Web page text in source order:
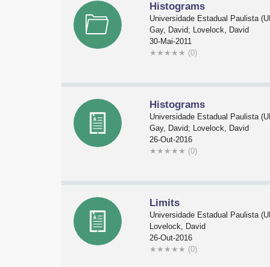
Histograms
Universidade Estadual Paulista
Gay, David; Lovelock, David
30-Mai-2011
★ ★ ★ ★ ★ (0)
Histograms
Universidade Estadual Paulista
Gay, David; Lovelock, David
26-Out-2016
★ ★ ★ ★ ★ (0)
Limits
Universidade Estadual Paulista
Lovelock, David
26-Out-2016
★ ★ ★ ★ ★ (0)